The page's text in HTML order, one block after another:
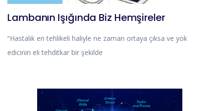
Lambanın Işığında Biz Hemşireler
“Hastalık en tehlikeli haliyle ne zaman ortaya çıksa ve yok
edicinin eli tehditkar bir şekilde